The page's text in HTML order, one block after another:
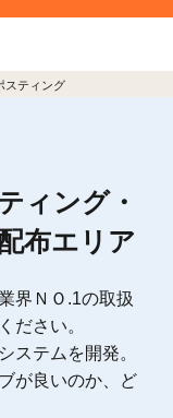
スティング
ィング・
布エリア
界ＮＯ.1の取扱
ださい。
ステムを開発。
が良いのか、ど